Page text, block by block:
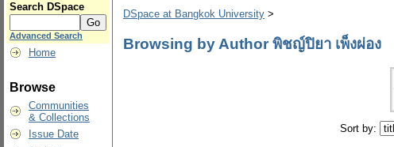
Search DSpace
Advanced Search
Home
Browse
Communities
& Collections
Issue Date
DSpace at Bangkok University >
Browsing by Author พิชญ์ปิยา เพ็งผ่อง
Sort by: